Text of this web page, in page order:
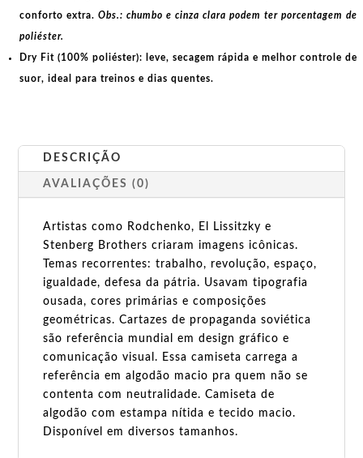
conforto extra. Obs.: chumbo e cinza clara podem ter porcentagem de
poliéster.
Dry Fit (100% poliéster): leve, secagem rápida e melhor controle de
suor, ideal para treinos e dias quentes.
DESCRIÇÃO
AVALIAÇÕES (0)
Artistas como Rodchenko, El Lissitzky e
Stenberg Brothers criaram imagens icônicas.
Temas recorrentes: trabalho, revolução, espaço,
igualdade, defesa da pátria. Usavam tipografia
ousada, cores primárias e composições
geométricas. Cartazes de propaganda soviética
são referência mundial em design gráfico e
comunicação visual. Essa camiseta carrega a
referência em algodão macio pra quem não se
contenta com neutralidade. Camiseta de
algodão com estampa nítida e tecido macio.
Disponível em diversos tamanhos.